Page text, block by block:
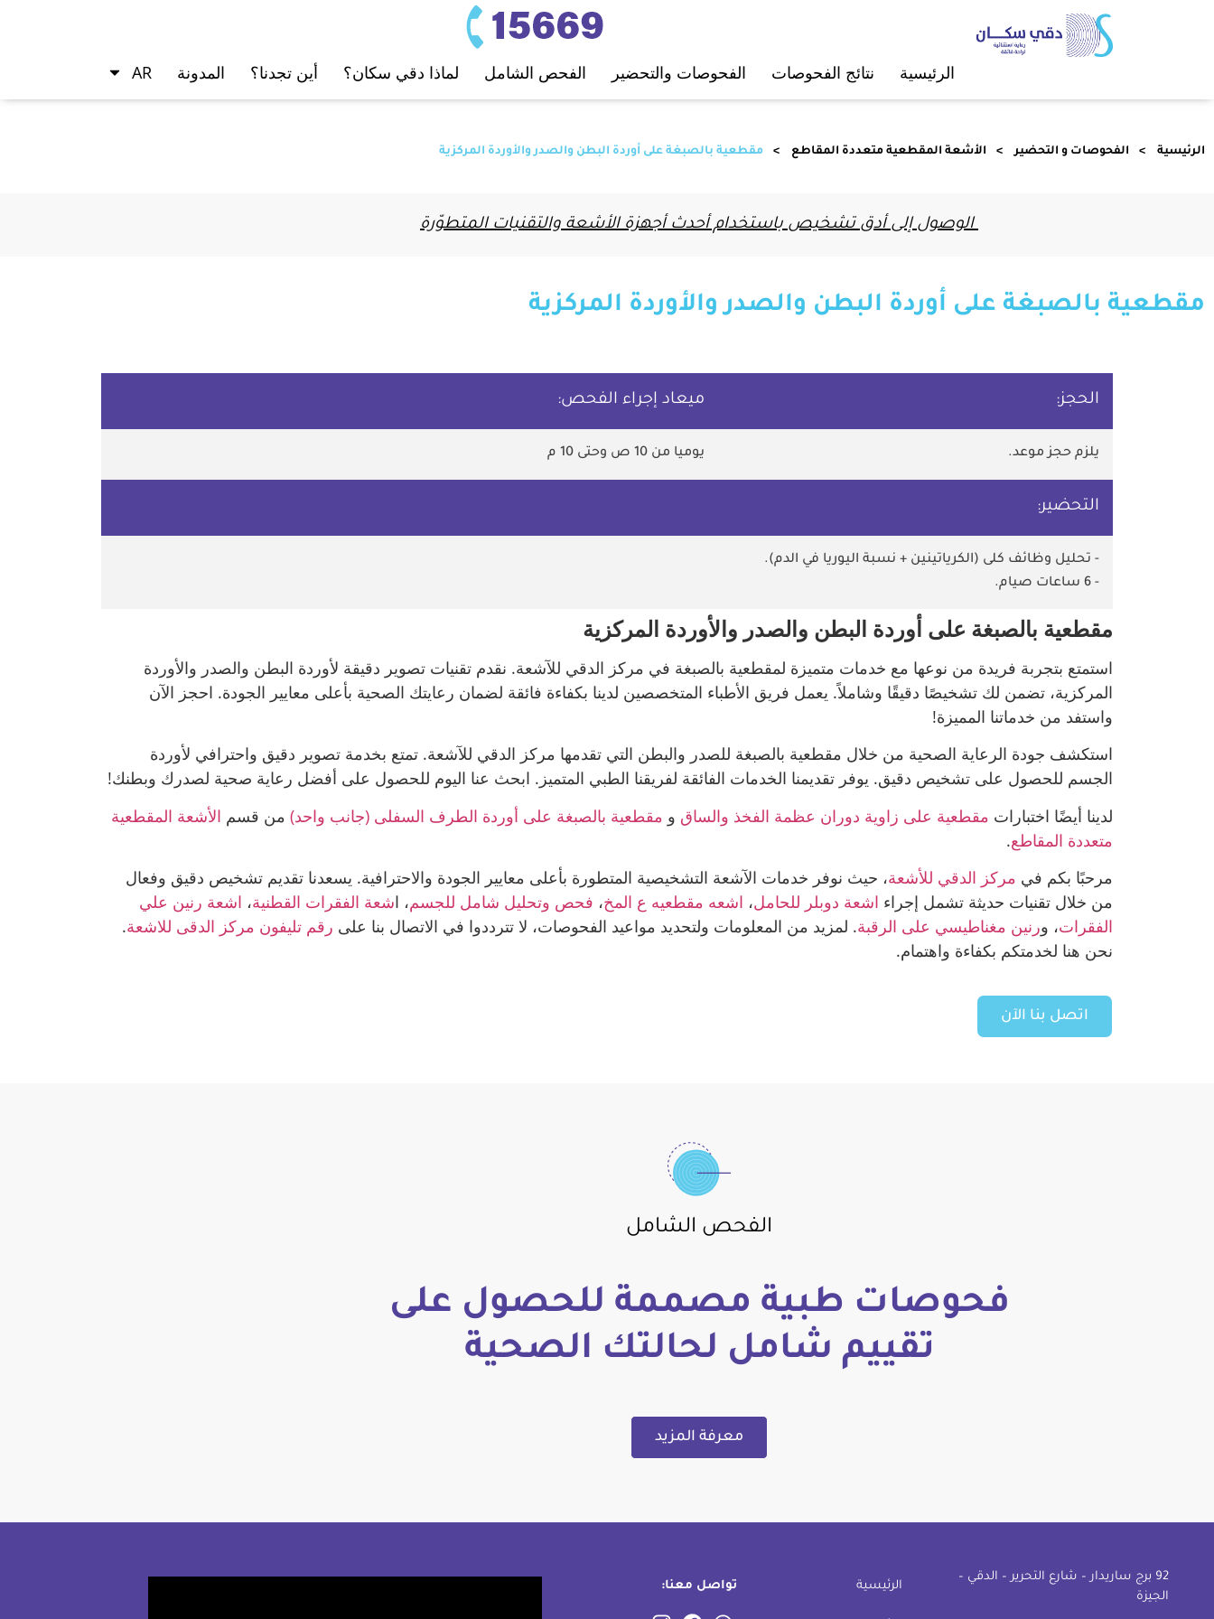
الرئيسية ﻧﺘﺎﺋﺞ اﻟﻔﺤﻮﺻﺎت اﻟﻔﺤﻮﺻﺎت واﻟﺘﺤﻀﻴﺮ اﻟﻔﺤﺺ اﻟﺸﺎﻣﻞ لماذا دقي سكان؟ أين تجدنا؟ المدونة AR
الرئيسية الفحوصات و التحضير الأﺷﻌﺔ اﻟﻤﻘﻄﻌﻴﺔ ﻣﺘﻌﺪدة اﻟﻤﻘﺎﻃﻊ مقطعية بالصبغة على أوردة البطن والصدر والأوردة المركزية
الوصول إلى أدق تشخيص باستخدام أحدث أجهزة الأشعة والتقنيات المتطوّرة
مقطعية بالصبغة على أوردة البطن والصدر والأوردة المركزية
الحجز: ميعاد إجراء الفحص:
يلزم حجز موعد. يوميا من 10 ص وحتى 10 م
التحضير:
- تحليل وظائف كلى (الكرياتينين + نسبة اليوريا في الدم).
- 6 ساعات صيام.
مقطعية بالصبغة على أوردة البطن والصدر والأوردة المركزية
استمتع بتجربة فريدة من نوعها مع خدمات متميزة لمقطعية بالصبغة في مركز الدقي للآشعة. نقدم تقنيات تصوير دقيقة لأوردة البطن والصدر والأوردة
المركزية، تضمن لك تشخيصًا دقيقًا وشاملاً. يعمل فريق الأطباء المتخصصين لدينا بكفاءة فائقة لضمان رعايتك الصحية بأعلى معايير الجودة. احجز الآن
واستفد من خدماتنا المميزة!
استكشف جودة الرعاية الصحية من خلال مقطعية بالصبغة للصدر والبطن التي تقدمها مركز الدقي للآشعة. تمتع بخدمة تصوير دقيق واحترافي لأوردة
الجسم للحصول على تشخيص دقيق. يوفر تقديمنا الخدمات الفائقة لفريقنا الطبي المتميز. ابحث عنا اليوم للحصول على أفضل رعاية صحية لصدرك وبطنك!
لدينا أيضًا اختبارات مقطعية على زاوية دوران عظمة الفخذ والساق و مقطعية بالصبغة على أوردة الطرف السفلى (جانب واحد) من قسم الأﺷﻌﺔ اﻟﻤﻘﻄﻌﻴﺔ
ﻣﺘﻌﺪدة اﻟﻤﻘﺎﻃﻊ.
مرحبًا بكم في مركز الدقي للأشعة، حيث نوفر خدمات الآشعة التشخيصية المتطورة بأعلى معايير الجودة والاحترافية. يسعدنا تقديم تشخيص دقيق وفعال
من خلال تقنيات حديثة تشمل إجراء اشعة دوبلر للحامل، اشعه مقطعيه ع المخ، فحص وتحليل شامل للجسم، اشعة الفقرات القطنية، اشعة رنين علي
الفقرات، ورنين مغناطيسي على الرقبة. لمزيد من المعلومات ولتحديد مواعيد الفحوصات، لا تترددوا في الاتصال بنا على رقم تليفون مركز الدقى للاشعة.
نحن هنا لخدمتكم بكفاءة واهتمام.
اتصل بنا الآن
الفحص الشامل
فحوصات طبية مصممة للحصول على
تقييم شامل لحالتك الصحية
معرفة المزيد
92 ﺑﺮج ﺳﺎرﻳﺪار – ﺷﺎرع اﻟﺘﺤﺮﻳﺮ – اﻟﺪﻗﻲ –
اﻟﺠﻴﺰة
الرئيسية تواصل معنا: